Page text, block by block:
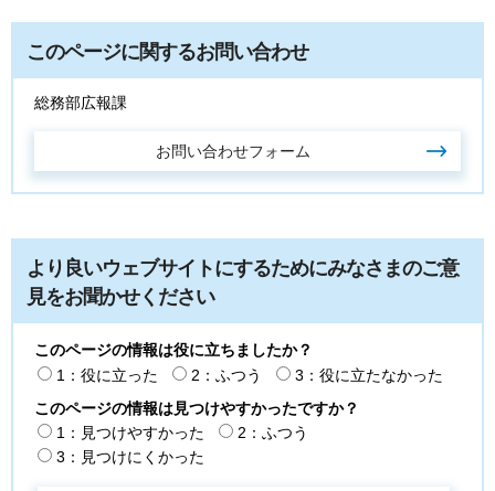
このページに関するお問い合わせ
総務部広報課
より良いウェブサイトにするためにみなさまのご意
見をお聞かせください
このページの情報は役に立ちましたか？
1：役に立った
2：ふつう
3：役に立たなかった
このページの情報は見つけやすかったですか？
1：見つけやすかった
2：ふつう
3：見つけにくかった